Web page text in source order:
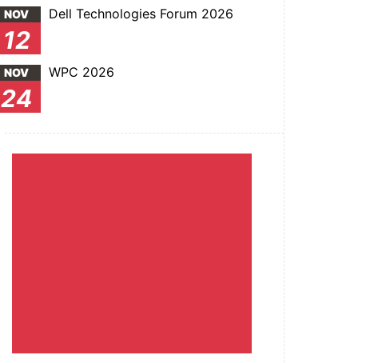
NOV
12
Dell Technologies Forum 2026
NOV
24
WPC 2026